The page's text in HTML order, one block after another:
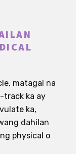
matagal na
track ka ay
ka,
dahilan
physical o